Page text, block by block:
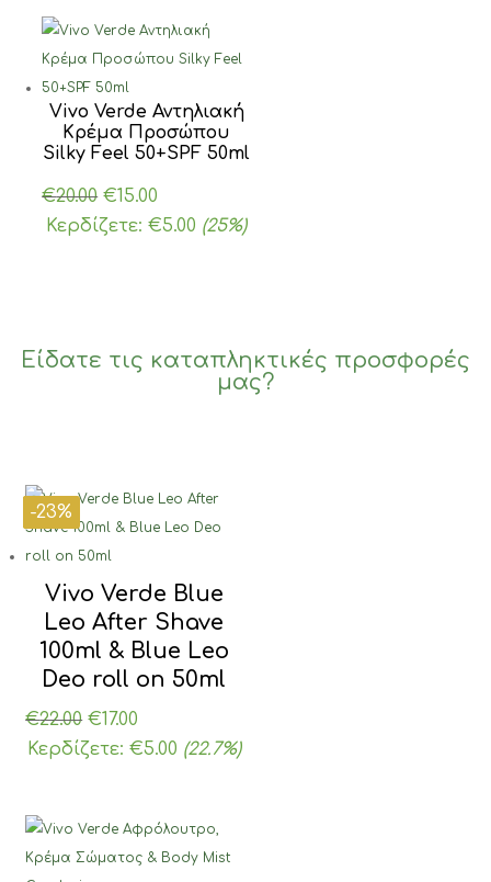
€15.00.
Vivo Verde Αντηλιακή
Κρέμα Προσώπου
Silky Feel 50+SPF 50ml
€20.00 Original
price
€15.00
τρέχουσα
Κερδίζετε:€5.00 (25%)
Είδατε τις καταπληκτικές προσφορές
μας?
-23%
Vivo Verde Blue
Leo After Shave
100ml & Blue Leo
Deo roll on 50ml
€22.00 Original
price
€17.00
τρέχουσα
€17.00.
Κερδίζετε: €5.00 (22.7%)
-26%
-30%
-23%